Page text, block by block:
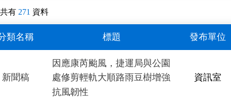
有 271 資料
類名稱 標題 發布單位
新聞稿
因應康芮颱風，捷運局與公園
處修剪輕軌大順路雨豆樹增強
抗風韌性
資訊室